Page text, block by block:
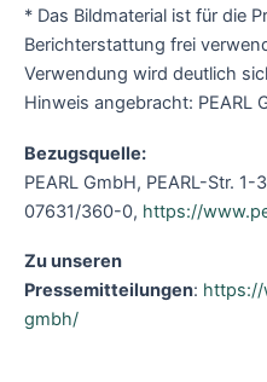
* Das Bildmaterial ist für die
Berichterstattung frei
Verwendung wird deutlich
Hinweis angebracht: PEARL
Bezugsquelle:
PEARL GmbH, PEARL-Str.
07631/360-0, https://
Zu unseren
Pressemitteilungen: https://
gmbh/